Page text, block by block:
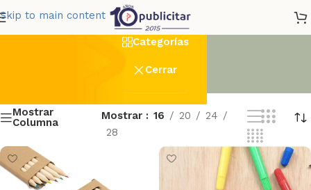
Skip to main content Escolar
Categorías
Cerrar
Mostrar
Columna
Mostrar 16 20
24
28